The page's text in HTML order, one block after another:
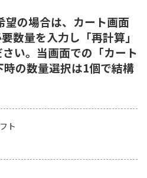
の場合は、カート画面
数量を入力し「再計算」
い。当画面での「カート
の数量選択は1個で結構
ト